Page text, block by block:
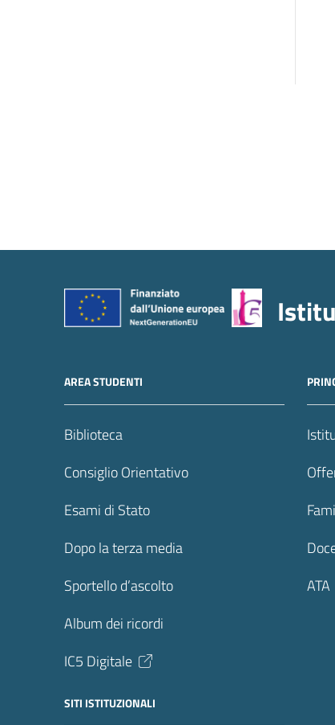
AREA STUDENTI
Biblioteca
Consiglio Orientativo
Esami di Stato
Dopo la terza media
Sportello d’ascolto
Album dei ricordi
IC5 Digitale
ATA
SITI ISTITUZIONALI